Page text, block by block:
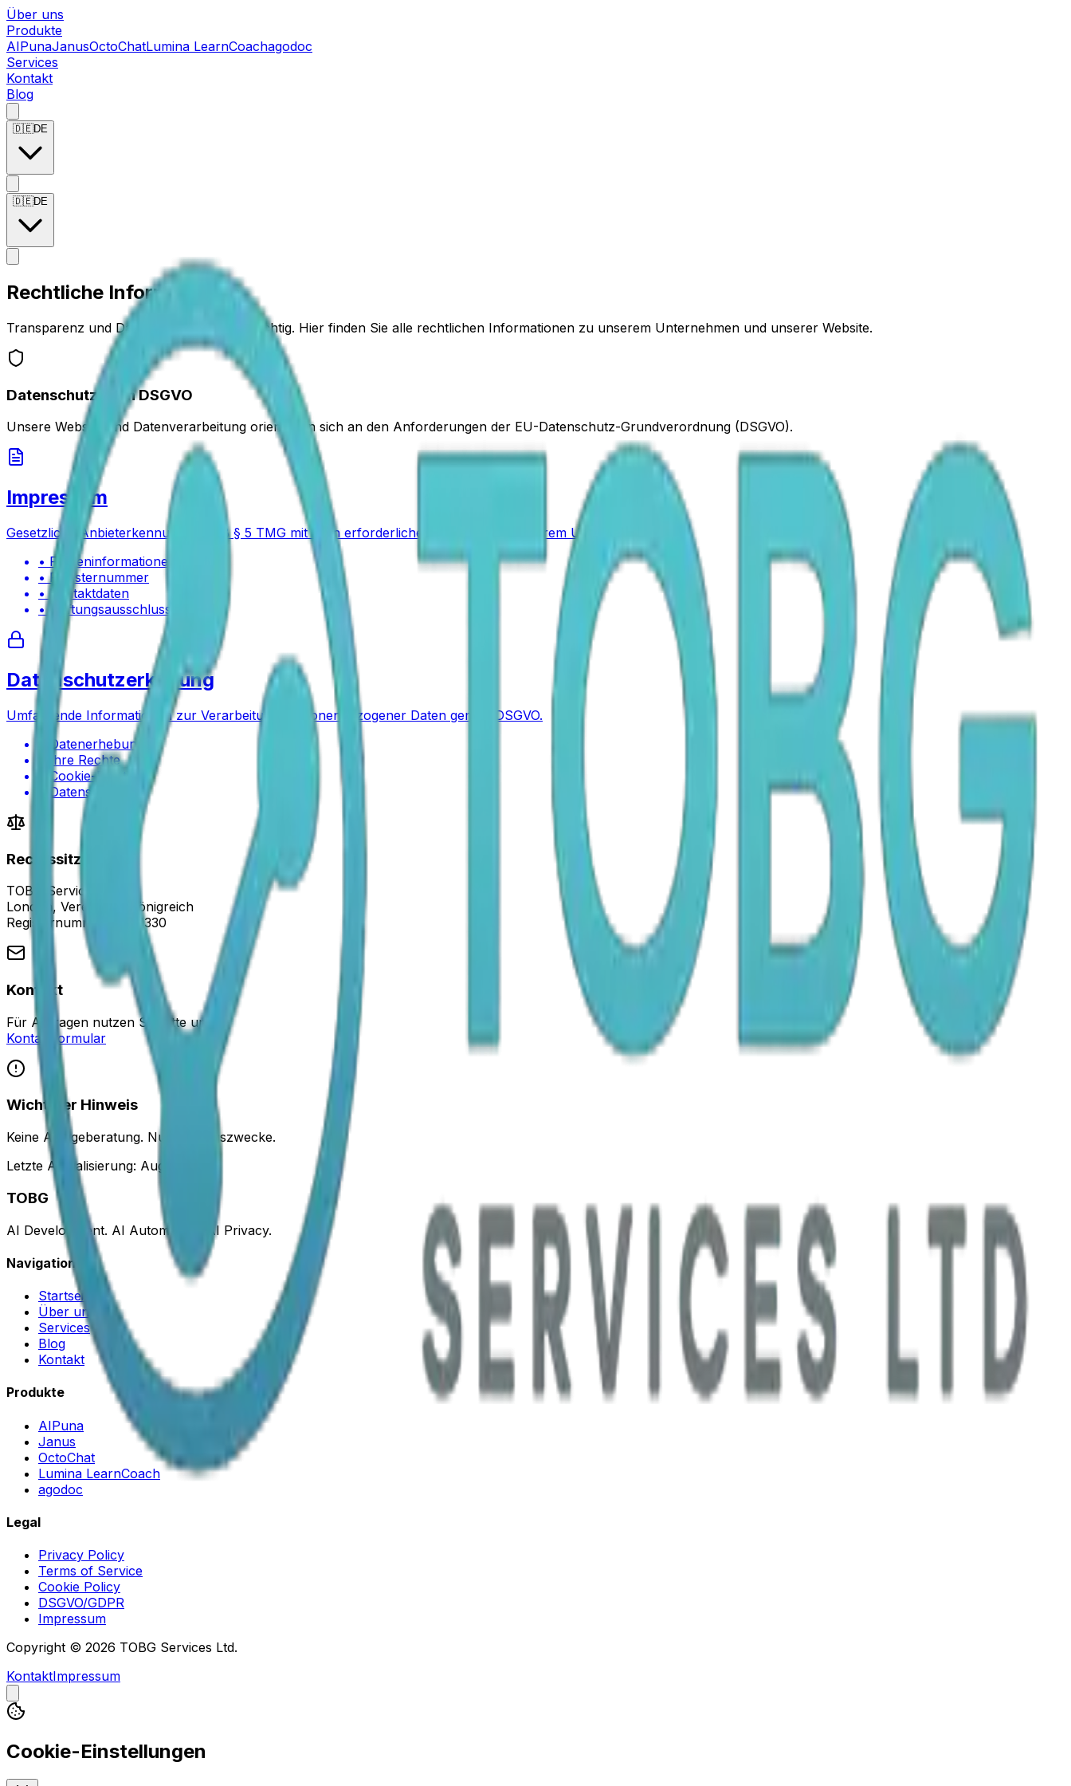
Über uns
Produkte
AIPunaJanusOctoChatLumina LearnCoachagodoc
Services
Kontakt
Blog
🇩🇪DE
🇩🇪DE
Rechtliche Informationen
Transparenz und Datenschutz sind uns wichtig. Hier finden Sie alle rechtlichen Informationen zu unserem Unternehmen und unserer Website.
Datenschutz nach DSGVO
Unsere Website und Datenverarbeitung orientieren sich an den Anforderungen der EU-Datenschutz-Grundverordnung (DSGVO).
Impressum
Gesetzliche Anbieterkennung gemäß § 5 TMG mit allen erforderlichen Angaben zu unserem Unternehmen.
• Firmeninformationen
•Registernummer
•Kontaktdaten
•Haftungsausschluss
Datenschutzerklärung
Umfassende Informationen zur Verarbeitung personenbezogener Daten gemäß DSGVO.
Datenerhebung
Ihre Rechte
Cookie-Richtlinie
Datensicherheit
Rechtssitz
TOBG Services Ltd.
London, Vereinigtes Königreich
Registernummer
: 12121330
Kontakt
Für Anfragen nutzen Sie bitte unser
Kontaktformular
Wichtiger Hinweis
Keine Anlageberatung. Nur Bildungszwecke.
Letzte Aktualisierung: August 2025
TOBG
AI Development. AI Automation. AI Privacy.
Navigation
Startseite
Über uns
Services
Blog
Kontakt
Produkte
AIPuna
Janus
OctoChat
Lumina LearnCoach
agodoc
Legal
Privacy Policy
Terms of Service
Cookie Policy
DSGVO/GDPR
Impressum
Copyright © 2026 TOBG Services Ltd.
KontaktImpressum
Cookie-Einstellungen